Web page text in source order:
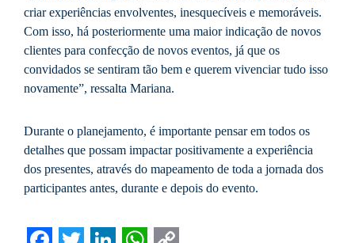
criar experiências envolventes, inesquecíveis e memoráveis.
Com isso, há posteriormente uma maior indicação de novos
clientes para confecção de novos eventos, já que os
convidados se sentiram tão bem e querem vivenciar tudo isso
novamente”, ressalta Mariana.
Durante o planejamento, é importante pensar em todos os
detalhes que possam impactar positivamente a experiência
dos presentes, através do mapeamento de toda a jornada dos
participantes antes, durante e depois do evento.